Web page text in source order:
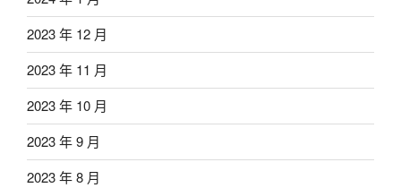
2023 年 12 月
2023 年 11 月
2023 年 10 月
2023 年 9 月
2023 年 8 月